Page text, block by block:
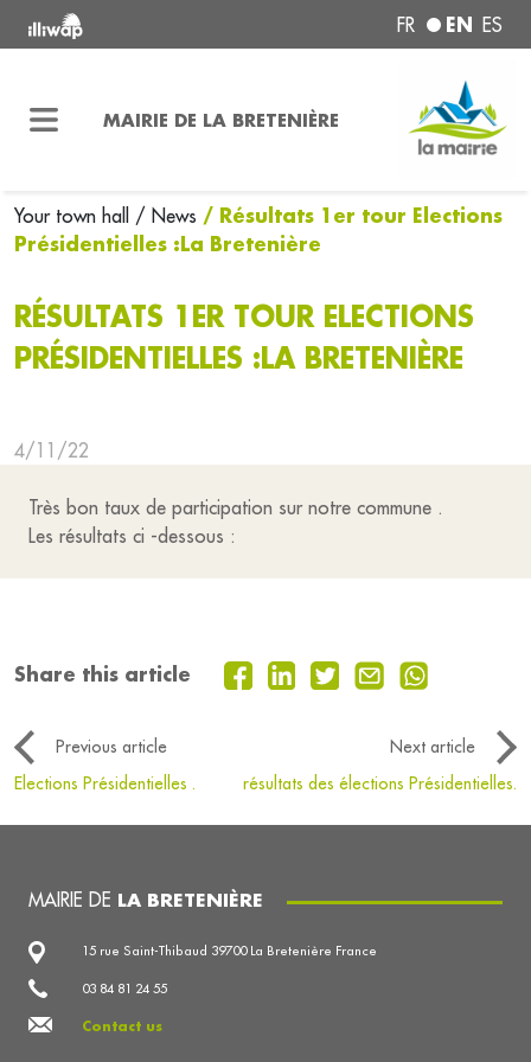
FR EN ES
MAIRIE DE LA BRETENIÈRE
Your town hall / News / Résultats 1er tour Elections
Présidentielles :La Bretenière
RÉSULTATS 1ER TOUR ELECTIONS
PRÉSIDENTIELLES :LA BRETENIÈRE
4/11/22
Très bon taux de participation sur notre commune .
Les résultats ci -dessous :
Share this article
Previous article
Next article
Elections Présidentielles .
résultats des élections Présidentielles.
MAIRIE DE LA BRETENIÈRE
15 rue Saint-Thibaud 39700 La Bretenière France
03 84 81 24 55
Contact us